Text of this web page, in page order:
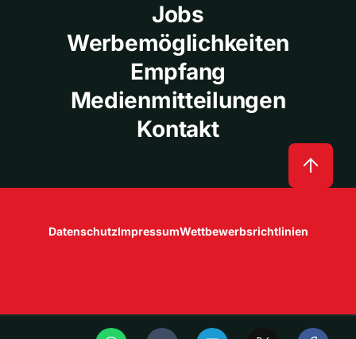
Jobs
Werbemöglichkeiten
Empfang
Medienmitteilungen
Kontakt
DatenschutzImpressumWettbewerbsrichtlinien